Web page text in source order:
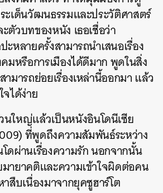
เด็นวัฒนธรรมและประวัติศาสตร์
วบทของหนัง เธอเชื่อว่า
หลายครั้งสามารถนำเสนอเรื่อง
มหรือการเมืองได้ดีมาก พูดในสิ่ง
มารถย่อยเรื่องเหล่านี้ออกมา แล้ว
ได้ง่าย
ใหญ่แล้วเป็นหนังอินโดนีเซีย
ที่พูดถึงความสัมพันธ์ระหว่าง
ผ่านเรื่องความรัก นอกจากนั้น
ายาคติและความเข้าใจผิดต่อคน
บเนื่องมาจากยุคซูฮาร์โต